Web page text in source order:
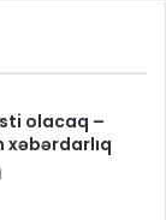
olacaq –
xəbərdarlıq